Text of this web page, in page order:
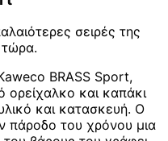
σειρές της
BRASS Sport,
και καπάκι
και κατασκευή. Ο
πάροδο του χρόνου μια